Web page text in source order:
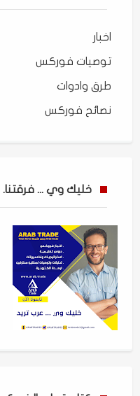
اخبار
توصيات فوركس
طرق وادوات
نصائح فوركس
خليك وي ... فرقتنا.